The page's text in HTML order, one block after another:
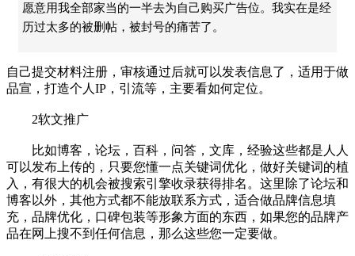
愿意用我全部家当的一半去为自己购买广告位。我实在是经
历过太多的被删帖，被封号的痛苦了。
自己提交材料注册，审核通过后就可以发表信息了，适用于做
品宣，打造个人IP，引流等，主要看如何定位。
2软文推广
比如博客，论坛，百科，问答，文库，经验这些都是人人
可以发布上传的，只要您懂一点关键词优化，做好关键词的植
入，有很大的机会被搜索引擎收录获得排名。这里除了论坛和
博客以外，其他方式都不能放联系方式，适合做品牌信息填
充，品牌优化，口碑包装等形象方面的东西，如果您的品牌产
品在网上搜不到任何信息，那么这些您一定要做。